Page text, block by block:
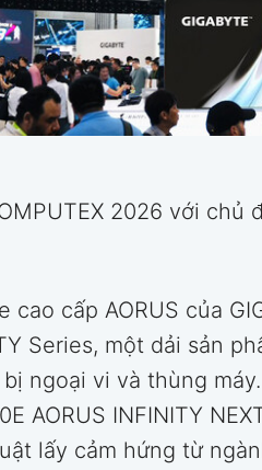
2026 với chủ
cao cấp AORUS của
Series, một dải sản
ngoại vi và thùng
AORUS INFINITY
lấy cảm hứng từ